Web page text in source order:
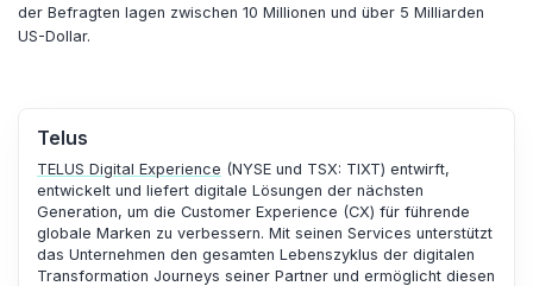
der Befragten lagen zwischen 10 Millionen und über 5 Milliarden
US-Dollar.
Telus
TELUS Digital Experience (NYSE und TSX: TIXT) entwirft,
entwickelt und liefert digitale Lösungen der nächsten
Generation, um die Customer Experience (CX) für führende
globale Marken zu verbessern. Mit seinen Services unterstützt
das Unternehmen den gesamten Lebenszyklus der digitalen
Transformation Journeys seiner Partner und ermöglicht diesen